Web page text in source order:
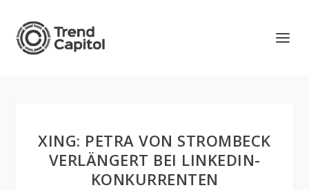
XING: PETRA VON STROMBECK
VERLÄNGERT BEI LINKEDIN-
KONKURRENTEN